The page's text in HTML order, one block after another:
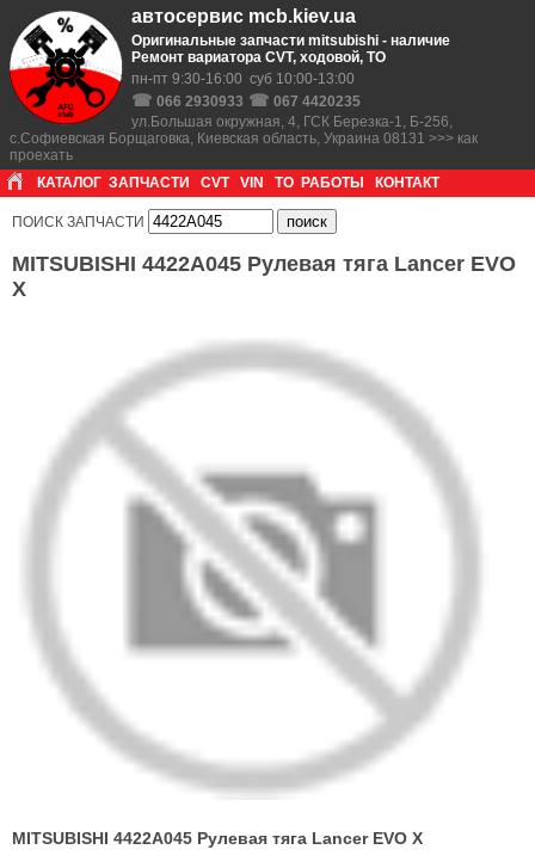
автосервис mcb.kiev.ua
Оригинальные запчасти mitsubishi - наличие
Ремонт вариатора CVT, ходовой, ТО
пн-пт 9:30-16:00 суб 10:00-13:00
☎ 066 2930933 ☎ 067 4420235
ул.Большая окружная, 4, ГСК Березка-1, Б-256,
с.Софиевская Борщаговка, Киевская область, Украина 08131 >>> как
проехать
КАТАЛОГ ЗАПЧАСТИ CVT VIN ТО РАБОТЫ КОНТАКТ
ПОИСК ЗАПЧАСТИ
MITSUBISHI 4422A045 Рулевая тяга Lancer EVO
X
MITSUBISHI 4422A045 Рулевая тяга Lancer EVO X